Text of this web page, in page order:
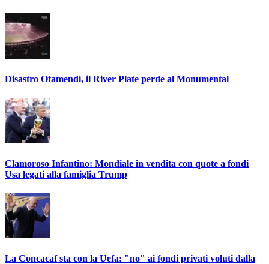
Disastro Otamendi, il River Plate perde al Monumental
Clamoroso Infantino: Mondiale in vendita con quote a fondi
Usa legati alla famiglia Trump
La Concacaf sta con la Uefa: "no" ai fondi privati voluti dalla